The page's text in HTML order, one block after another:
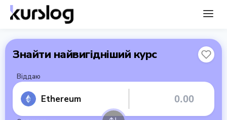
Знайти найвигідніший курс
Віддаю
Ethereum